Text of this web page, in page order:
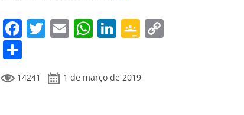
F
e
T
itt
er
E
l
W
s
Li
e
G
gl
o
m
14241 1 de março de 2019